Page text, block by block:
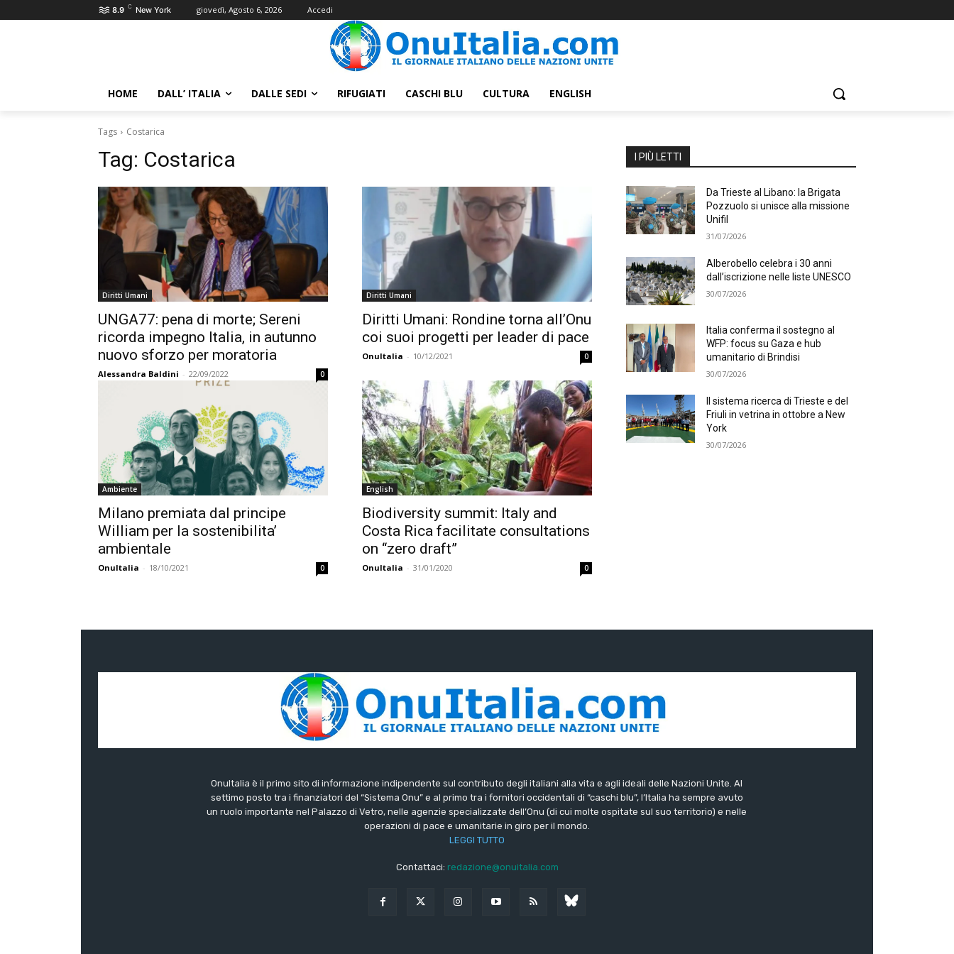
8.9 C New York giovedì, Agosto 6, 2026 Accedi
HOME DALL’ ITALIA DALLE SEDI RIFUGIATI CASCHI BLU CULTURA ENGLISH
Tags Costarica
Tag: Costarica
Diritti Umani
UNGA77: pena di morte; Sereni
ricorda impegno Italia, in autunno
nuovo sforzo per moratoria
Alessandra Baldini - 22/09/2022 0
Diritti Umani
Diritti Umani: Rondine torna all’Onu
coi suoi progetti per leader di pace
OnuItalia - 10/12/2021 0
Ambiente
Milano premiata dal principe
William per la sostenibilita’
ambientale
OnuItalia - 18/10/2021 0
English
Biodiversity summit: Italy and
Costa Rica facilitate consultations
on “zero draft”
OnuItalia - 31/01/2020 0
I PIÙ LETTI
Da Trieste al Libano: la Brigata
Pozzuolo si unisce alla missione
Unifil
31/07/2026
Alberobello celebra i 30 anni
dall’iscrizione nelle liste UNESCO
30/07/2026
Italia conferma il sostegno al
WFP: focus su Gaza e hub
umanitario di Brindisi
30/07/2026
Il sistema ricerca di Trieste e del
Friuli in vetrina in ottobre a New
York
30/07/2026
OnuItalia è il primo sito di informazione indipendente sul contributo degli italiani alla vita e agli ideali delle Nazioni Unite. Al
settimo posto tra i finanziatori del “Sistema Onu” e al primo tra i fornitori occidentali di “caschi blu”, l’Italia ha sempre avuto
un ruolo importante nel Palazzo di Vetro, nelle agenzie specializzate dell’Onu (di cui molte ospitate sul suo territorio) e nelle
operazioni di pace e umanitarie in giro per il mondo.
LEGGI TUTTO
Contattaci: redazione@onuitalia.com